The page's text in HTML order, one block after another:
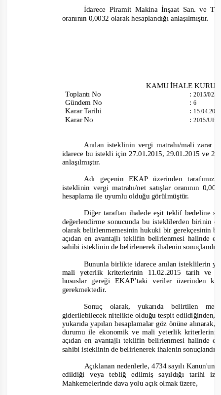
İdarece Piramit Makina İnşaat San. ve
oranının 0,0032 olarak hesaplandığı anlaşılmıştır.
KAMU İHALE
ToplantıNo
Gündem No
Karar Tarihi
Karar No
:2015/025
:6
:
:2015/
Anılan isteklinin vergi matrahı/mali zarar
idarece bu istekli için 27.01.2015, 29.01.2015 ve
anlaşılmıştır.
Adı geçenin EKAP üzerinden
isteklinin vergi matrahı/net satışlar oranının
hesaplama ile uyumlu olduğu görülmüştür.
Diğer taraftan ihalede eşit teklif bedeline
değerlendirme sonucunda bu isteklilerden birinin
olarak belirlenmemesinin hukuki bir gerekçesinin
açıdan en avantajlı teklifin belirlenmesi halinde
sahibi isteklinin de belirlenerek ihalenin
Bununla birlikte idarece anılan isteklilerin
mali yeterlik kriterlerinin 11.02.2015 tarih ve
hususlar gereği EKAP’taki veriler üzerinden
gerekmektedir.
Sonuç olarak, yukarıdabelirtilen
giderilebilecek nitelikte olduğu tespit edildiğinden,
yukarıda yapılan hesaplamalar göz önüne
durumu ile ekonomik ve mali yeterlik
açıdan en avantajlı teklifin belirlenmesi halinde
sahibi isteklinin de belirlenerek ihalenin
Açıklanan nedenlerle, 4734 sayılı
edildiği veya tebliğ edilmiş sayıldığı tarihi
Mahkemelerinde dava yolu açık olmak üzere,